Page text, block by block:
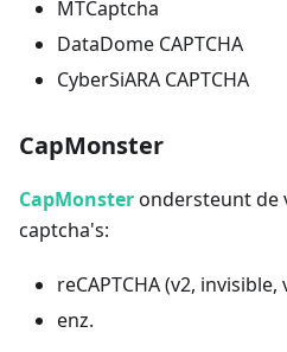
MTCaptcha
DataDome CAPTCHA
CyberSiARA CAPTCHA
CapMonster
CapMonsterondersteunt de
captcha's:
reCAPTCHA (v2, invisible,
enz.